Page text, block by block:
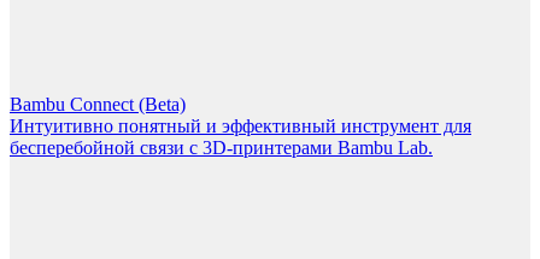
Bambu Connect (Beta)
Интуитивно понятный и эффективный инструмент для
бесперебойной связи с 3D-принтерами Bambu Lab.